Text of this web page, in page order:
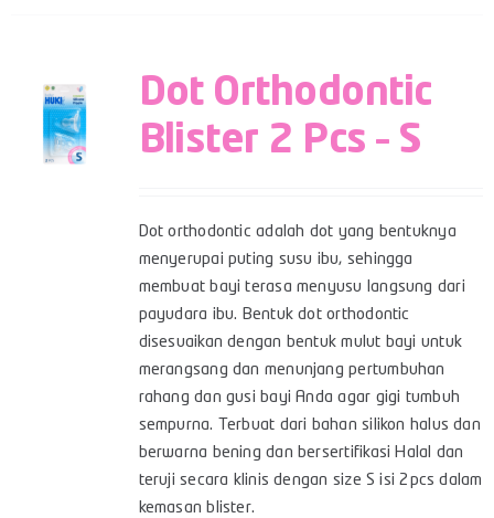
Dot Orthodontic
Blister 2 Pcs – S
Dot orthodontic adalah dot yang bentuknya
menyerupai puting susu ibu, sehingga
membuat bayi terasa menyusu langsung dari
payudara ibu. Bentuk dot orthodontic
disesuaikan dengan bentuk mulut bayi untuk
merangsang dan menunjang pertumbuhan
rahang dan gusi bayi Anda agar gigi tumbuh
sempurna. Terbuat dari bahan silikon halus dan
berwarna bening dan bersertifikasi Halal dan
teruji secara klinis dengan size S isi 2pcs dalam
kemasan blister.